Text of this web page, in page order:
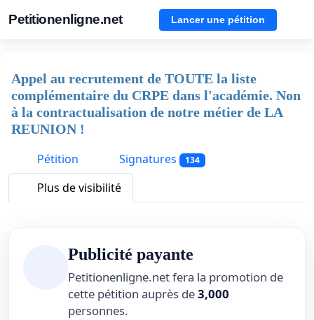
Petitionenligne.net Lancer une pétition
Appel au recrutement de TOUTE la liste
complémentaire du CRPE dans l'académie. Non
à la contractualisation de notre métier de LA
REUNION !
Pétition
Signatures 134
Plus de visibilité
Publicité payante
Petitionenligne.net fera la promotion de
cette pétition auprès de3,000
personnes.